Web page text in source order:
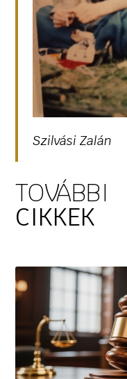
Szilvási Zalán
TOVÁBBI
CIKKEK